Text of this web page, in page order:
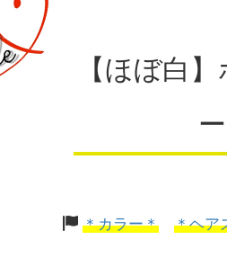
【ほぼ白
＊カラー＊ ＊ヘア